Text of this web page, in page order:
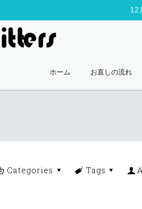
12
ホーム お直しの流れ
Categories Tags